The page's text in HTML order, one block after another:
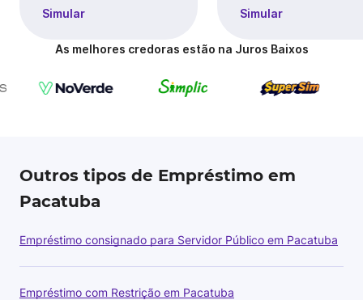
Simular Simular
As melhores credoras estão na Juros Baixos
Outros tipos de Empréstimo em
Pacatuba
Empréstimo consignado para Servidor Público em Pacatuba
Empréstimo com Restrição em Pacatuba